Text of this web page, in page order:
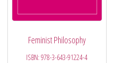
Feminist Philosophy
ISBN:978-3-643-91224-4